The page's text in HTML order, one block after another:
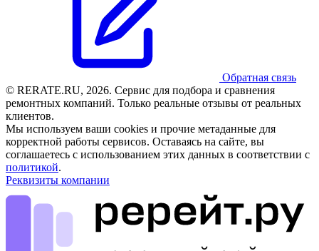
Обратная связь
© RERATE.RU, 2026. Сервис для подбора и сравнения
ремонтных компаний. Только реальные отзывы от реальных
клиентов.
Мы используем ваши cookies и прочие метаданные для
корректной работы сервисов. Оставаясь на сайте, вы
соглашаетесь с использованием этих данных в соответствии с
политикой.
Реквизиты компании